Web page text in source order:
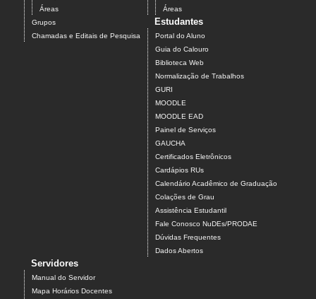
Áreas
Grupos
Chamadas e Editais de Pesquisa
Áreas
Estudantes
Portal do Aluno
Guia do Calouro
Biblioteca Web
Normalização de Trabalhos
GURI
MOODLE
MOODLE EAD
Painel de Serviços
GAUCHA
Certificados Eletrônicos
Cardápios RUs
Calendário Acadêmico de Graduação
Colações de Grau
Assistência Estudantil
Fale Conosco NuDEs/PRODAE
Dúvidas Frequentes
Dados Abertos
Servidores
Manual do Servidor
Mapa Horários Docentes